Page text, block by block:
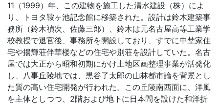
11（1999）年、この建物を施工した清水建設（株）によ
り、トヨタ鞍ヶ池記念館に移築された。設計は鈴木建築事
務所（鈴木禎次、佐藤三郎）、鈴木は元名古屋高等工業学
校教授で退官後、事務所を開設しており、すでに中埜家住
宅や揚輝荘伴華楼などの住宅や別荘を設計していた。名古
屋では大正から昭和初期にかけ土地区画整理事業が活発化
し、八事丘陵地では、黒谷了太郎の山林都市論を背景とし
た質の高い住宅開発が行われた。この丘陵南西面に、洋風
を主体としつつ、2階および地下に日本間を設けた和洋折